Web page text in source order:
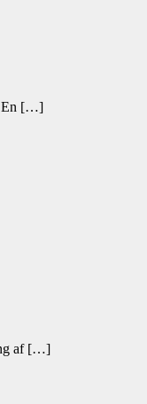
En […]
af […]